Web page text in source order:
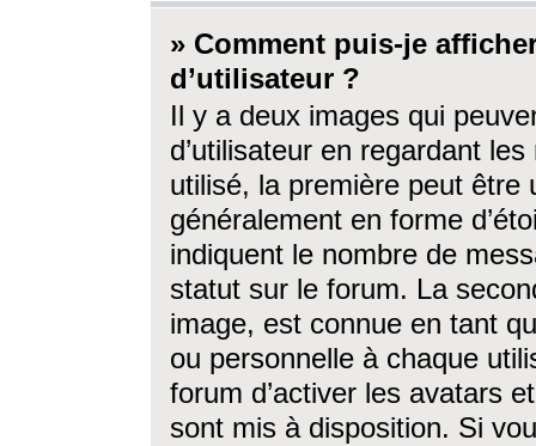
» Comment puis-je
d’utilisateur ?
Il y a deux images qui
d’utilisateur en regardant
utilisé, la première peut être
généralement en forme
indiquent le nombre de
statut sur le forum. La
image, est connue en tant
ou personnelle à chaque
forum d’activer les avatars
sont mis à disposition. Si